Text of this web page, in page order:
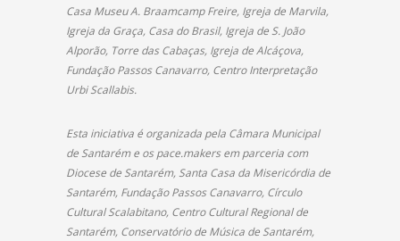
Casa Museu A. Braamcamp Freire, Igreja de Marvila,
Igreja da Graça, Casa do Brasil, Igreja de S. João
Alporão, Torre das Cabaças, Igreja de Alcáçova,
Fundação Passos Canavarro, Centro Interpretação
Urbi Scallabis.
Esta iniciativa é organizada pela Câmara Municipal
de Santarém e os pace.makers em parceria com
Diocese de Santarém, Santa Casa da Misericórdia de
Santarém, Fundação Passos Canavarro, Círculo
Cultural Scalabitano, Centro Cultural Regional de
Santarém, Conservatório de Música de Santarém,